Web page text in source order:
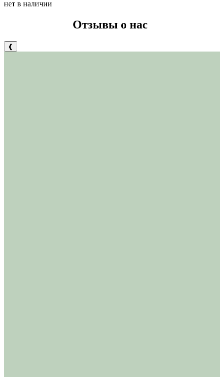
нет в наличии
Отзывы о нас
❰